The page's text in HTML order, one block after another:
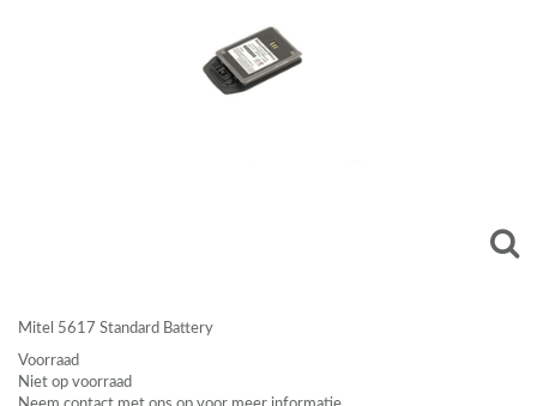
Mitel 5617 Standard Battery
Voorraad
Niet op voorraad